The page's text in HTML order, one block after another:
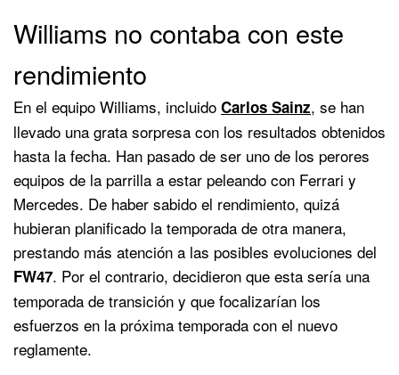
Williams no contaba con este
rendimiento
En el equipo Williams, incluido Carlos Sainz, se han
llevado una grata sorpresa con los resultados obtenidos
hasta la fecha. Han pasado de ser uno de los perores
equipos de la parrilla a estar peleando con Ferrari y
Mercedes. De haber sabido el rendimiento, quizá
hubieran planificado la temporada de otra manera,
prestando más atención a las posibles evoluciones del
FW47. Por el contrario, decidieron que esta sería una
temporada de transición y que focalizarían los
esfuerzos en la próxima temporada con el nuevo
reglamente.